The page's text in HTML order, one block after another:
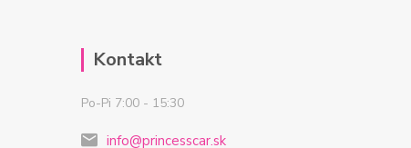
Kontakt
Po-Pi 7:00 - 15:30
info@princesscar.sk